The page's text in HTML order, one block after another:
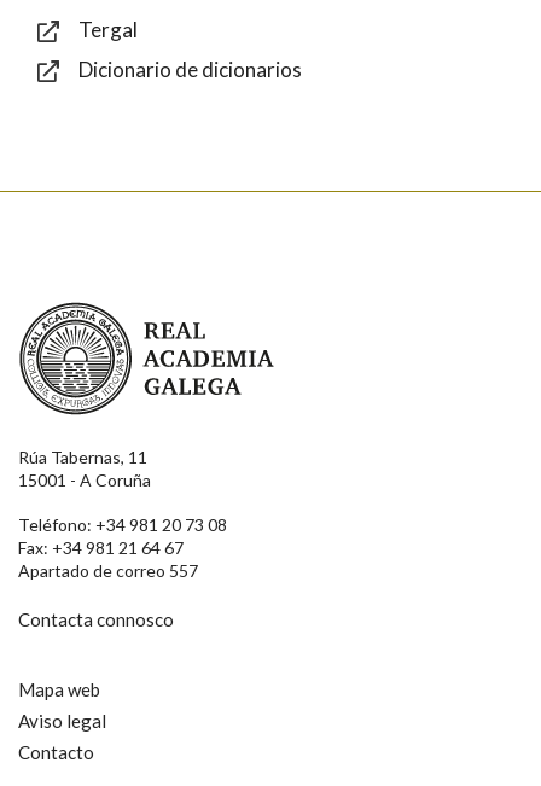
Tergal
Dicionario de dicionarios
Real Academia Galega
Rúa Tabernas, 11
15001 - A Coruña
Teléfono: +34 981 20 73 08
Fax: +34 981 21 64 67
Apartado de correo 557
Contacta connosco
Mapa web
Aviso legal
Contacto